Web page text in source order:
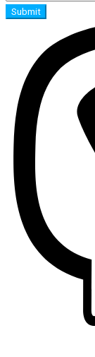
Submit